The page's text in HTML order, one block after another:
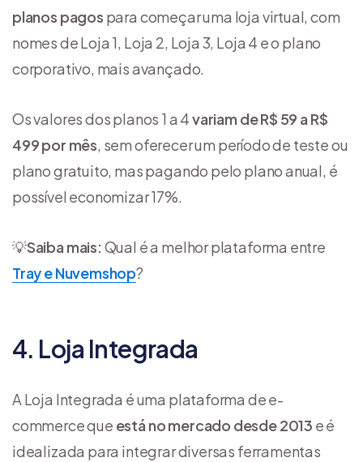
planos pagos para começar uma loja virtual, com
nomes de Loja 1, Loja 2, Loja 3, Loja 4 e o plano
corporativo, mais avançado.
Os valores dos planos 1 a 4variam de R$ 59 a R$
499 por mês, sem oferecer um período de teste ou
plano gratuito, mas pagando pelo plano anual, é
possível economizar 17%.
💡Saiba mais: Qual é a melhor plataforma entre
Tray e Nuvemshop?
4. Loja Integrada
A Loja Integrada é uma plataforma de e-
commerce que está no mercado desde 2013 e é
idealizada para integrar diversas ferramentas